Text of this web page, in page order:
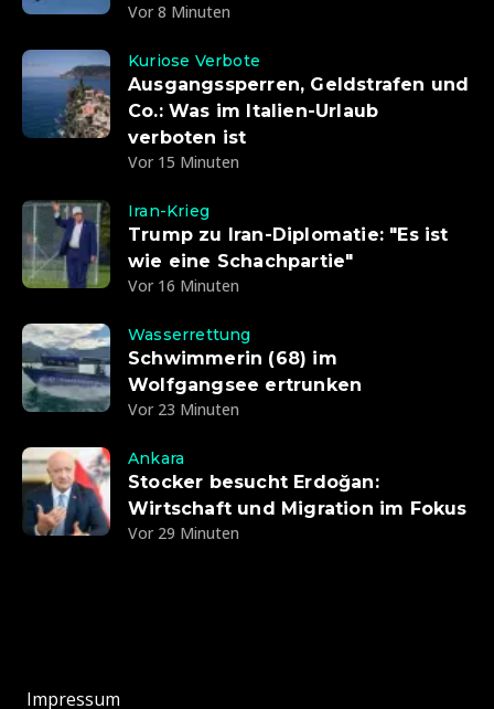
Vor 8 Minuten
Kuriose Verbote
Ausgangssperren, Geldstrafen und
Co.: Was im Italien-Urlaub
verboten ist
Vor 15 Minuten
Iran-Krieg
Trump zu Iran-Diplomatie: "Es ist
wie eine Schachpartie"
Vor 16 Minuten
Wasserrettung
Schwimmerin (68) im
Wolfgangsee ertrunken
Vor 23 Minuten
Ankara
Stocker besucht Erdoğan:
Wirtschaft und Migration im Fokus
Vor 29 Minuten
Impressum